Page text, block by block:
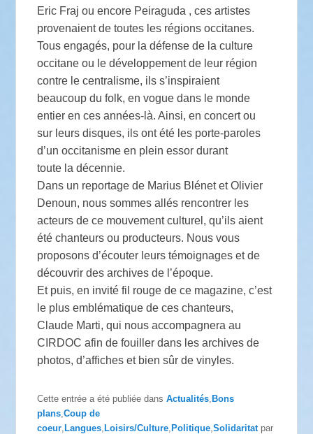
Eric Fraj ou encore Peiraguda , ces artistes
provenaient de toutes les régions occitanes.
Tous engagés, pour la défense de la culture
occitane ou le développement de leur région
contre le centralisme, ils s’inspiraient
beaucoup du folk, en vogue dans le monde
entier en ces années-là. Ainsi, en concert ou
sur leurs disques, ils ont été les porte-paroles
d’un occitanisme en plein essor durant
toute la décennie.
Dans un reportage de Marius Blénet et Olivier
Denoun, nous sommes allés rencontrer les
acteurs de ce mouvement culturel, qu’ils aient
été chanteurs ou producteurs. Nous vous
proposons d’écouter leurs témoignages et de
découvrir des archives de l’époque.
Et puis, en invité fil rouge de ce magazine, c’est
le plus emblématique de ces chanteurs,
Claude Marti, qui nous accompagnera au
CIRDOC afin de fouiller dans les archives de
photos, d’affiches et bien sûr de vinyles.
Cette entrée a été publiée dansActualités ,Bons
plans ,Coup de
coeur ,Langues ,Loisirs/Culture ,Politique ,Solidaritat par